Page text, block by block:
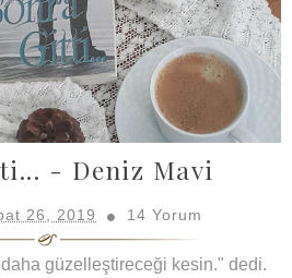
- Deniz Mavi
26, 2019 14 Yorum
güzelleştireceği kesin." dedi.